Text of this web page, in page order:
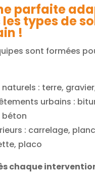
parfaite
types de
!
sont formées
naturels : terre,
urbains :
béton
: carrelage,
placo
chaque